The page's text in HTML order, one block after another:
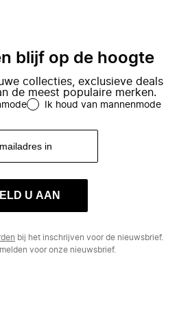
blijf op de hoogte
collecties, exclusieve deals
de meest populaire merken.
Ik houd van mannenmode
U AAN
bij het inschrijven voor de nieuwsbrief.
voor onze nieuwsbrief.